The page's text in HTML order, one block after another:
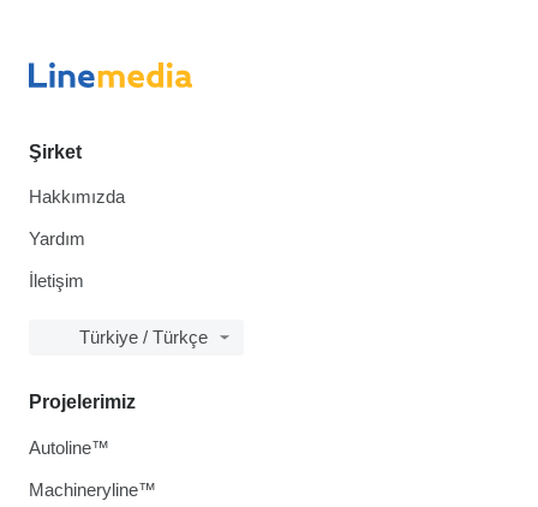
Şirket
Hakkımızda
Yardım
İletişim
Türkiye / Türkçe
Projelerimiz
Autoline™
Machineryline™